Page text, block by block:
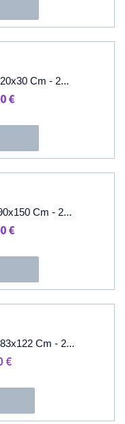
Through
46,60 €
Cm - 2...
€Price
Through
28,80 €
Cm - 2...
€Price
Through
46,60 €
Cm - 2...
€O
É: